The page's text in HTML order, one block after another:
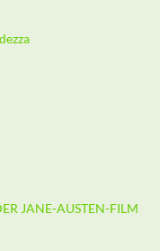
JANE-AUSTEN-FILM